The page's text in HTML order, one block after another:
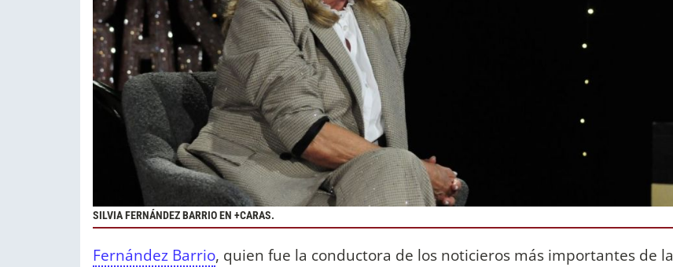
SILVIA FERNÁNDEZ BARRIO EN +CARAS.
Fernández Barrio, quien fue la conductora de los noticieros más importantes de la